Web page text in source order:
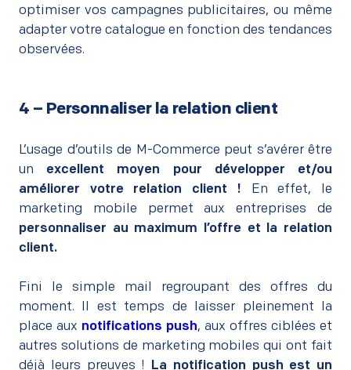
optimiser vos campagnes publicitaires, ou même
adapter votre catalogue en fonction des tendances
observées.
4 – Personnaliser la relation client
L’usage d’outils de M-Commerce peut s’avérer être
un excellent moyen pour développer et/ou
améliorer votre relation client ! En effet, le
marketing mobile permet aux entreprises de
personnaliser au maximum l’offre et la relation
client.
Fini le simple mail regroupant des offres du
moment. Il est temps de laisser pleinement la
place aux notifications push, aux offres ciblées et
autres solutions de marketing mobiles qui ont fait
déjà leurs preuves !
La notification push est un